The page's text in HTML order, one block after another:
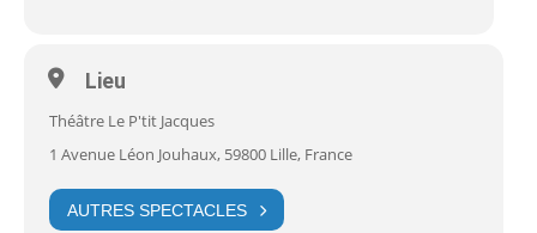
Lieu
Théâtre Le P'tit Jacques
1 Avenue Léon Jouhaux, 59800 Lille, France
AUTRES SPECTACLES